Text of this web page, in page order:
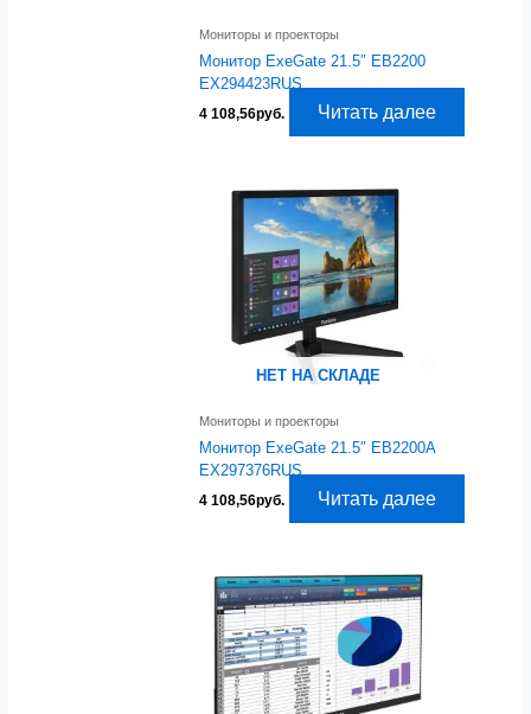
Мониторы и проекторы
Монитор ExeGate 21.5″ EB2200
EX294423RUS
4 108,56руб. Читать далее
НЕТ НА СКЛАДЕ
Мониторы и проекторы
Монитор ExeGate 21.5″ EB2200A
EX297376RUS
4 108,56руб. Читать далее